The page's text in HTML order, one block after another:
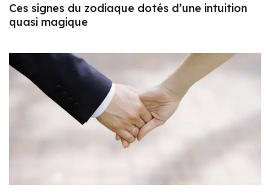
Ces signes du zodiaque dotés d’une intuition
quasi magique